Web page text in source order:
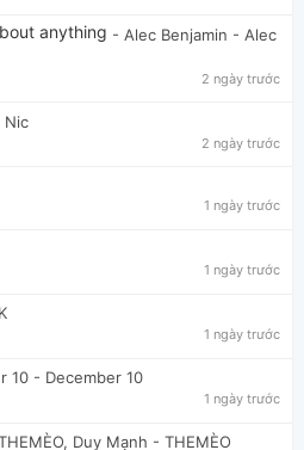
anything - Alec Benjamin - Alec
2 ngày trước
Nic
2 ngày trước
1 ngày trước
1 ngày trước
1 ngày trước
10 - December 10
1 ngày trước
Duy Mạnh - THEMÈO